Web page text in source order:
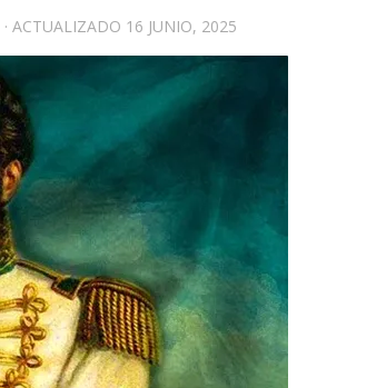
· ACTUALIZADO 16 JUNIO, 2025